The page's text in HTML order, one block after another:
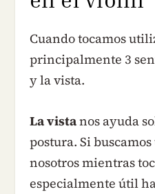
Cuando tocamos
principalmente 3
y la vista.
La vistanos ayuda
postura. Si
nosotros mientras
especialmente útil